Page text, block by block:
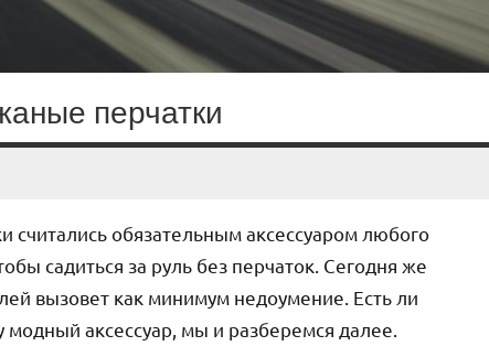
перчатки
считались обязательным аксессуаром любого
садиться за руль без перчаток. Сегодня же
вызовет как минимум недоумение. Есть ли
модный аксессуар, мы и разберемся далее.